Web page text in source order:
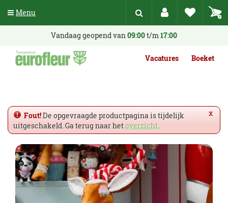
n
Vandaag geopend van09:00t/m17:00
Vacatures Boeket
x
Fout!De opgevraagde productpagina is tijdelijk
uitgeschakeld. Ga terug naar hetoverzicht.
Menu